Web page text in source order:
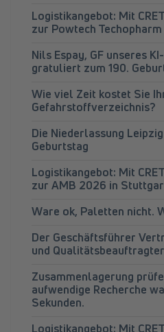
Logistikangebot: Mit
zur Powtech
Nils Espay, GF unseres
gratuliert zum 190.
Wie viel Zeit kostet Sie
Gefahrstoffverzeichnis?
Die Niederlassung
Geburtstag
Logistikangebot: Mit
zur AMB 2026 in
Ware ok, Paletten nicht.
Der Geschäftsführer
und
Zusammenlagerung
aufwendige Recherche
Sekunden.
Logistikangebot: Mit